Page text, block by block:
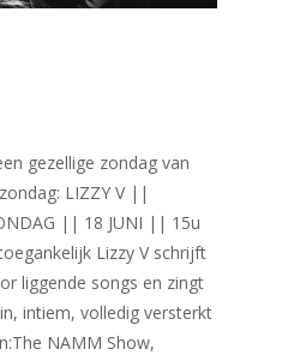
gezellige zondag van
LIZZY V ||
|| 18 JUNI || 15u
Lizzy V schrijft
liggende songs en zingt
intiem, volledig versterkt
NAMM Show,